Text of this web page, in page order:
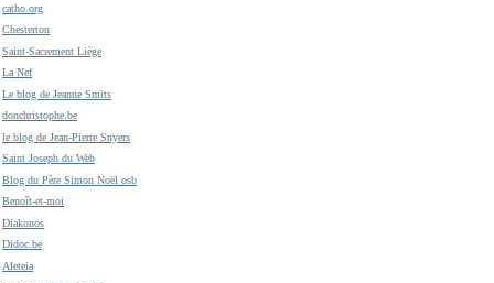
catho.org
Chesterton
Saint-Sacrement Liège
La Nef
Le blog de Jeanne Smits
donchristophe.be
le blog de Jean-Pierre Snyers
Saint Joseph du Web
Blog du Père Simon Noël osb
Benoît-et-moi
Diakonos
Didoc.be
Aleteia